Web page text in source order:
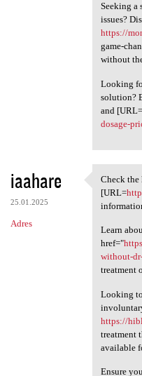
Seeking a
issues?
https://
game-
without
Looking
solution?
and [URL=
dosage-
iaahare
25.01.2025
Adres
Check
Check the
[URL=
Learn
href="
without-
treatment
Looking
https://
treatment
available
Ensure